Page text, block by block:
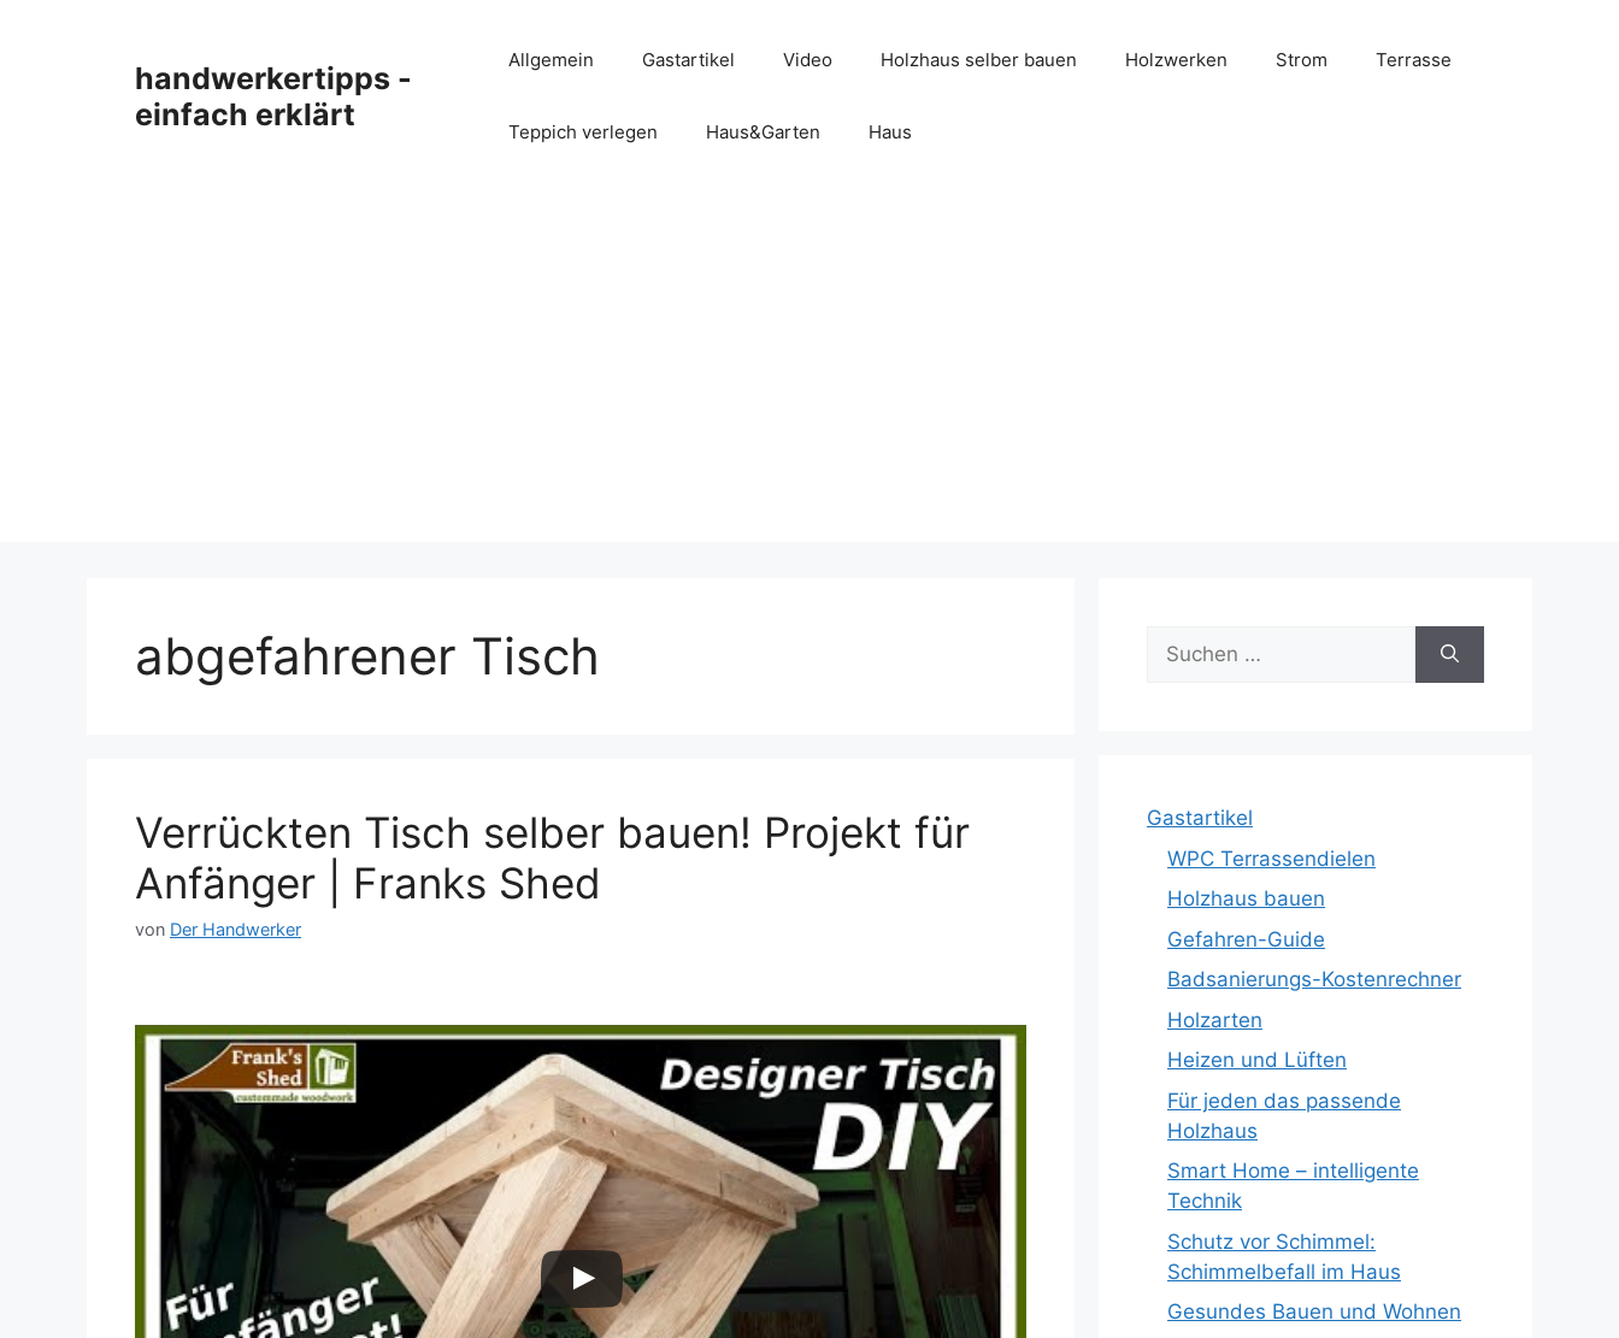
handwerkertipps -
einfach erklärt
Allgemein Gastartikel Video Holzhaus selber bauen Holzwerken Strom Terrasse
Teppich verlegen Haus&Garten Haus
abgefahrener Tisch
Verrückten Tisch selber bauen! Projekt für
Anfänger | Franks Shed
von Der Handwerker
Dieses Video auf YouTube ansehen
Suche
nach:
Gastartikel
WPC Terrassendielen
Holzhaus bauen
Gefahren-Guide
Badsanierungs-Kostenrechner
Holzarten
Heizen und Lüften
Für jeden das passende
Holzhaus
Smart Home – intelligente
Technik
Schutz vor Schimmel:
Schimmelbefall im Haus
Gesundes Bauen und Wohnen